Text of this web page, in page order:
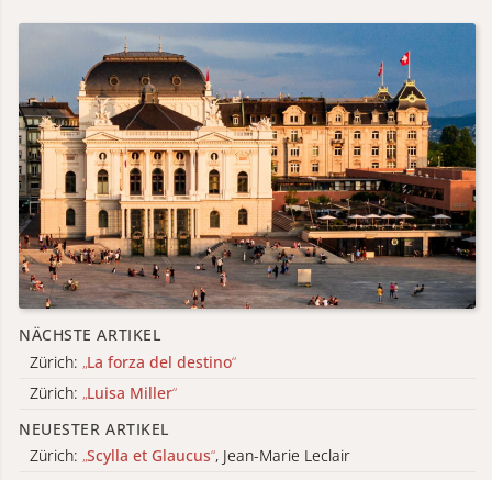
NÄCHSTE ARTIKEL
Zürich: „La forza del destino“
Zürich: „Luisa Miller“
NEUESTER ARTIKEL
Zürich: „Scylla et Glaucus“, Jean-Marie Leclair